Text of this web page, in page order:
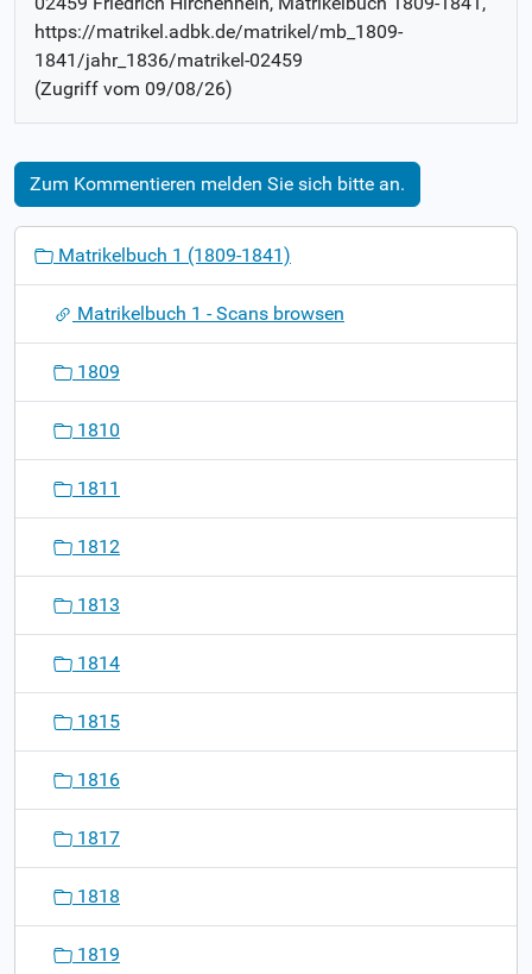
https://matrikel.adbk.de/matrikel/mb_1809-
1841/jahr_1836/matrikel-02459
(Zugriff vom 09/08/26)
Zum Kommentieren melden Sie sich bitte an.
o
Matrikelbuch 1 (1809-1841)
Matrikelbuch 1 - Scans browsen
1809
1810
1811
1812
1813
1814
1815
1816
1817
1818
1819